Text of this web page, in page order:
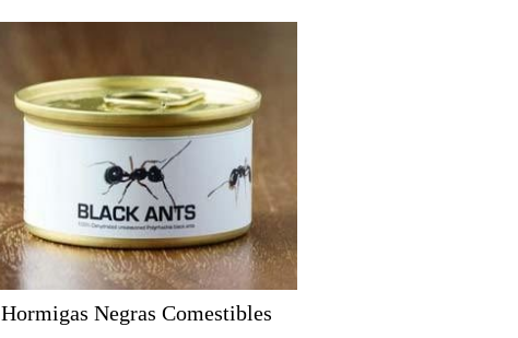
Hormigas Negras Comestibles